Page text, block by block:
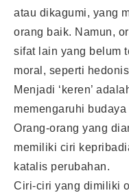
atau dikagumi, yang
orang baik. Namun,
sifat lain yang belum
moral, seperti
Menjadi ‘keren’
memengaruhi budaya
Orang-orang yang
memiliki ciri
katalis perubahan.
Ciri-ciri yang dimiliki